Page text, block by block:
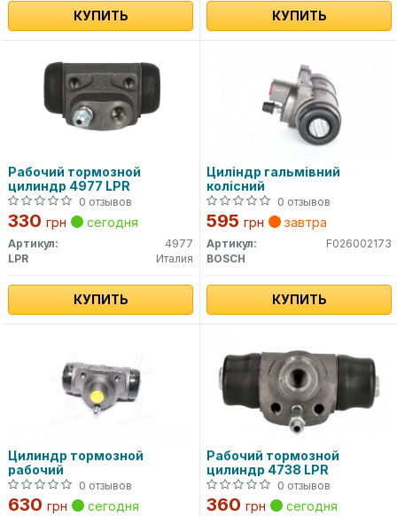
КУПИТЬ КУПИТЬ
Рабочий тормозной
цилиндр 4977 LPR
0 отзывов
330 грн сегодня
Артикул:
4977
LPR
Италия
КУПИТЬ
Циліндр гальмівний
колісний
0 отзывов
595 грн завтра
Артикул:
F026002173
BOSCH
КУПИТЬ
Цилиндр тормозной
рабочий
0 отзывов
630 грн сегодня
Рабочий тормозной
цилиндр 4738 LPR
0 отзывов
360 грн сегодня